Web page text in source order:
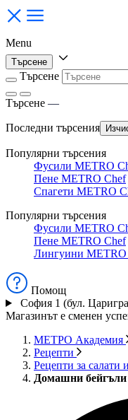
Menu
Търсене
Търсене
Търсене —
Последни търсения
Популярни търсения
Фусили METRO
Пене METRO Chef
Спагети METRO
Популярни търсения
Фусили METRO
Пене METRO Chef
Лингуини METRO
Помощ
София 1 (бул.
Магазинът е сменен
МЕТРО Академия
Рецепти
Рецепти за салати
Домашни бейгъли